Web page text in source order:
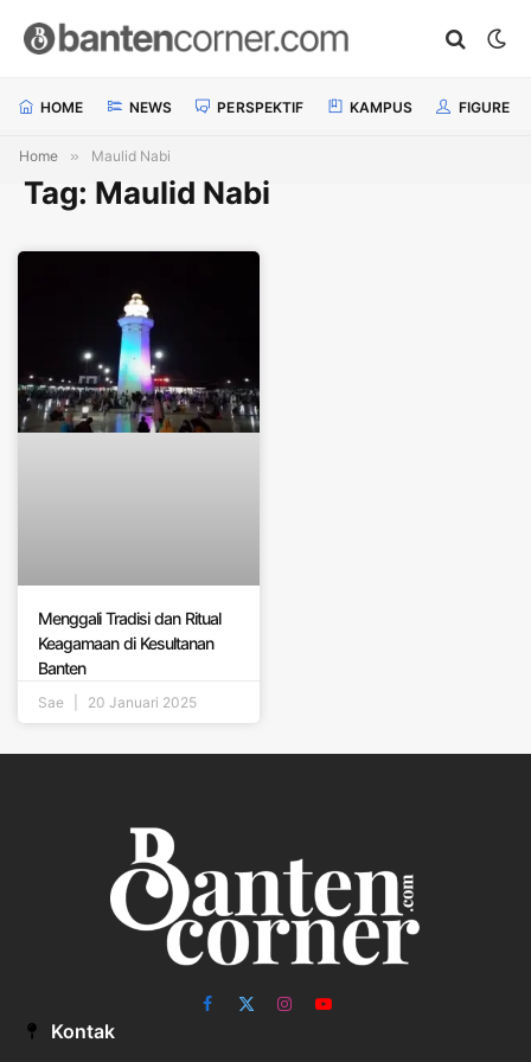
HOME NEWS PERSPEKTIF KAMPUS FIGURE
Home » Maulid Nabi
Tag: Maulid Nabi
Menggali Tradisi dan Ritual
Keagamaan di Kesultanan
Banten
Sae 20 Januari 2025
Facebook
X
InstagramYouTube
Kontak